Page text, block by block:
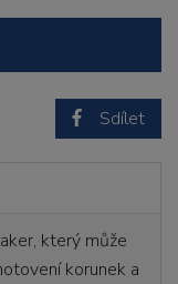
Sdílet
který může
korunek a